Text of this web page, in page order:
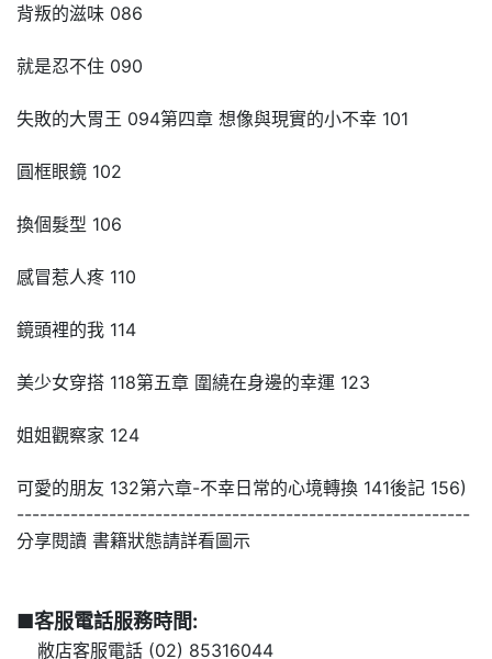
背叛的滋味 086
就是忍不住 090
失敗的大胃王 094第四章 想像與現實的小不幸 101
圓框眼鏡 102
換個髮型 106
感冒惹人疼 110
鏡頭裡的我 114
美少女穿搭 118第五章 圍繞在身邊的幸運 123
姐姐觀察家 124
可愛的朋友 132第六章-不幸日常的心境轉換 141後記 156)
-----------------------------------------------------------
分享閱讀 書籍狀態請詳看圖示
■客服電話服務時間:
敝店客服電話 (02) 85316044